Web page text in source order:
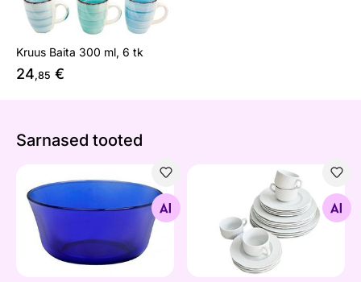
Kruus Baita 300 ml, 6 tk
24,85 €
Sarnased tooted
Klaaskauss Lys Saphire Ø 10,5 cm, 6 tk
Otsi sarnaseid
Lauanõude komplekt
Otsi sarnaseid